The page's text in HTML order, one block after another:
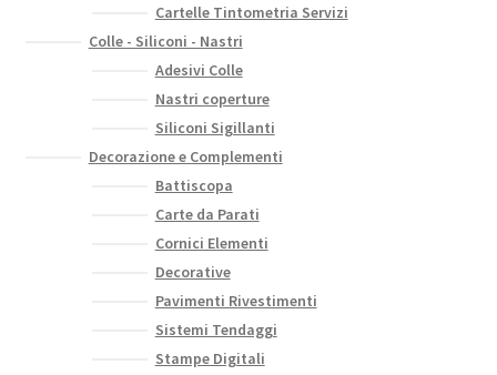
Cartelle Tintometria Servizi
Colle - Siliconi - Nastri
Adesivi Colle
Nastri coperture
Siliconi Sigillanti
Decorazione e Complementi
Battiscopa
Carte da Parati
Cornici Elementi
Decorative
Pavimenti Rivestimenti
Sistemi Tendaggi
Stampe Digitali